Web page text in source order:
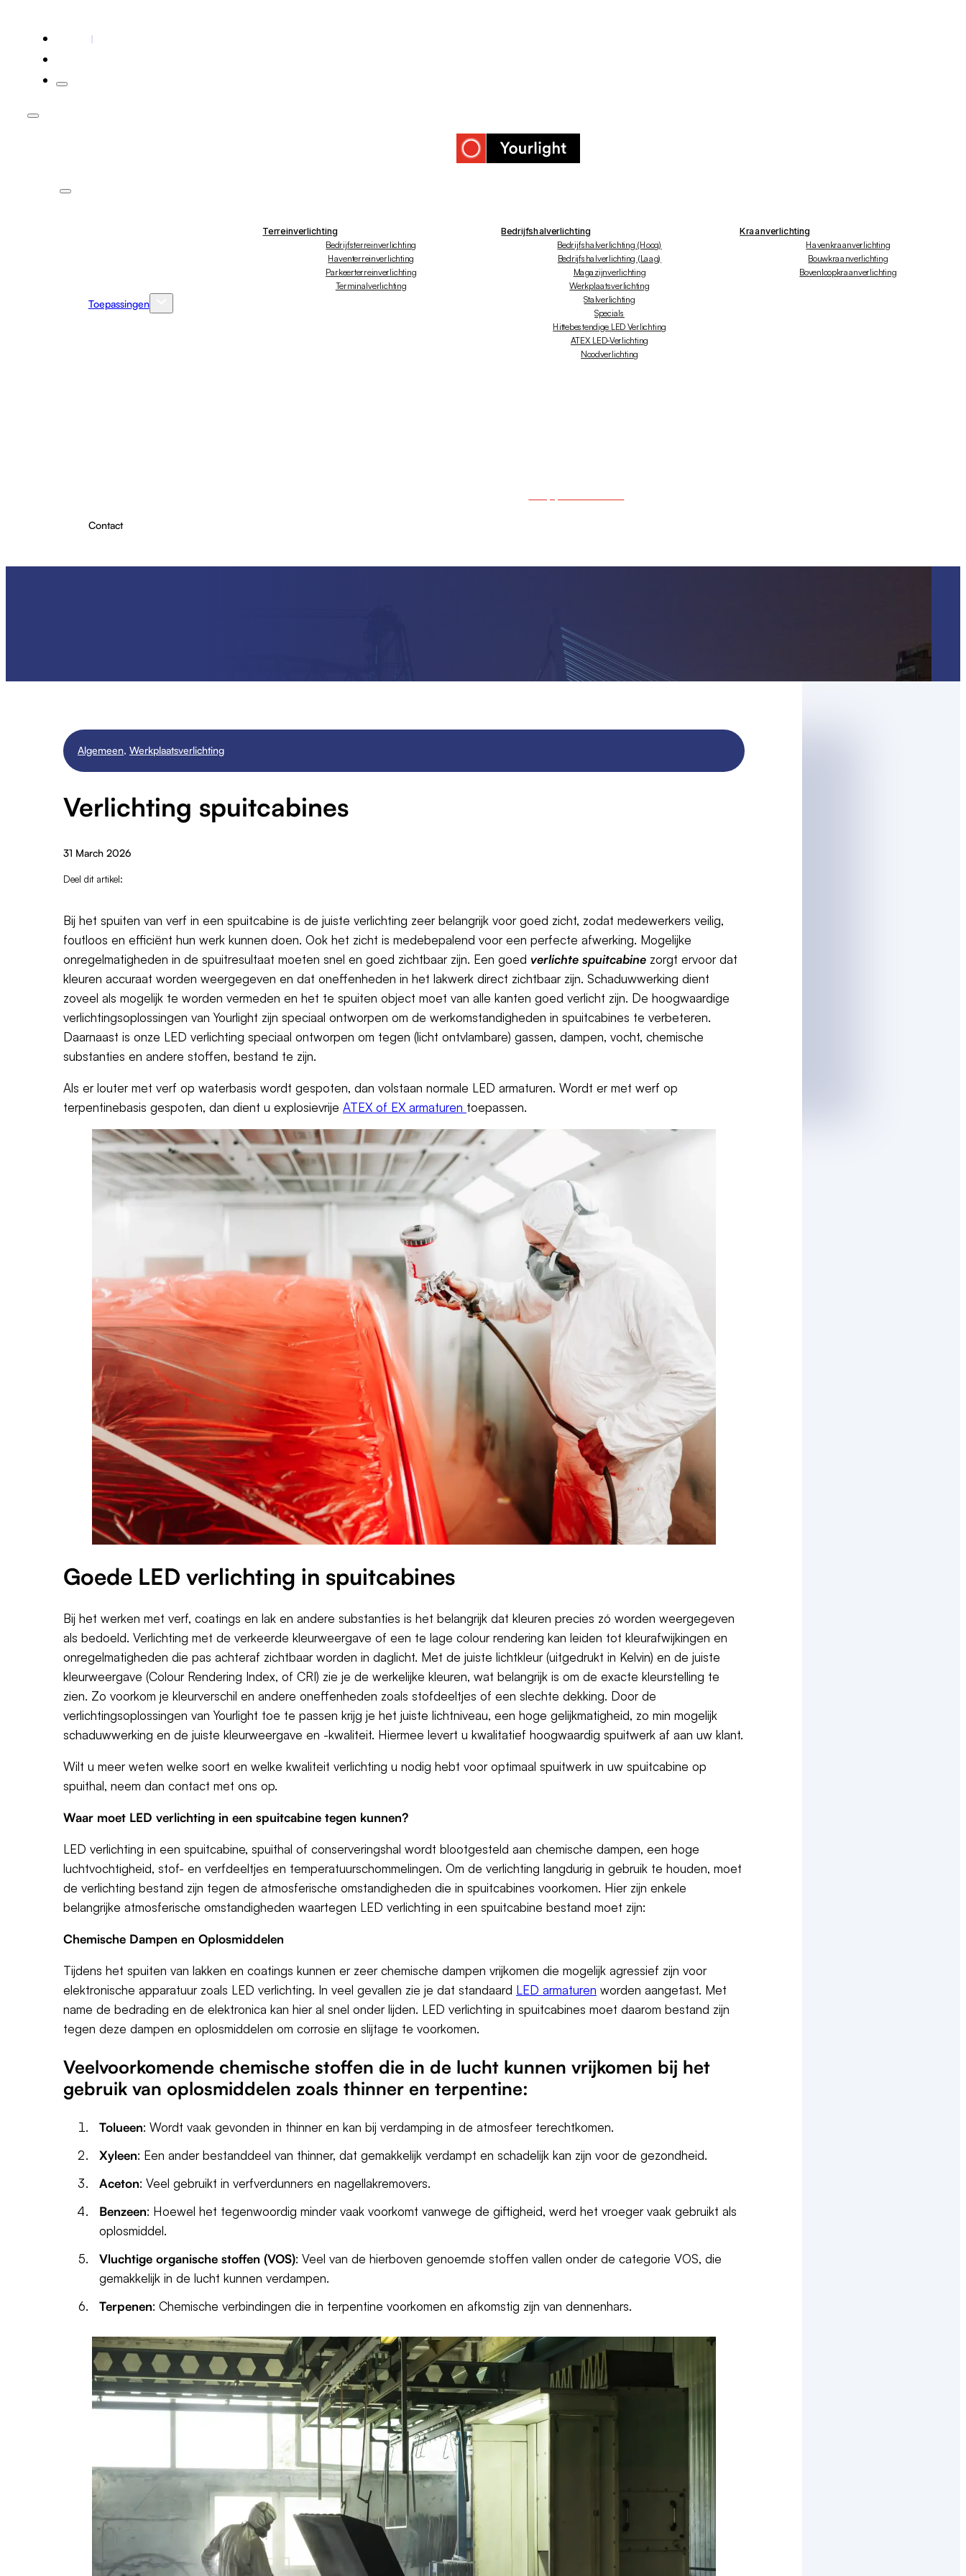
Toepassingen
Terreinverlichting
Bedrijfsterreinverlichting
Haventerreinverlichting
Parkeerterreinverlichting
Terminalverlichting
Bedrijfshalverlichting
Bedrijfshalverlichting (hoog)
Bedrijfshalverlichting (laag)
Magazijnverlichting
Werkplaatsverlichting
Stalverlichting
Specials
Hittebestendige LED Verlichting
ATEX LED-Verlichting
Noodverlichting
Kraanverlichting
Havenkraanverlichting
Bouwkraanverlichting
Bovenloopkraanverlichting
Contact
Algemeen, Werkplaatsverlichting
Verlichting spuitcabines
31 March 2026
Deel dit artikel:
Bij het spuiten van verf in een spuitcabine is de juiste verlichting zeer belangrijk voor goed zicht, zodat medewerkers veilig,
foutloos en efficiënt hun werk kunnen doen. Ook het zicht is medebepalend voor een perfecte afwerking. Mogelijke
onregelmatigheden in de spuitresultaat moeten snel en goed zichtbaar zijn. Een goed verlichte spuitcabine zorgt ervoor dat
kleuren accuraat worden weergegeven en dat oneffenheden in het lakwerk direct zichtbaar zijn. Schaduwwerking dient
zoveel als mogelijk te worden vermeden en het te spuiten object moet van alle kanten goed verlicht zijn. De hoogwaardige
verlichtingsoplossingen van Yourlight zijn speciaal ontworpen om de werkomstandigheden in spuitcabines te verbeteren.
Daarnaast is onze LED verlichting speciaal ontworpen om tegen (licht ontvlambare) gassen, dampen, vocht, chemische
substanties en andere stoffen, bestand te zijn.
Als er louter met verf op waterbasis wordt gespoten, dan volstaan normale LED armaturen. Wordt er met werf op
terpentinebasis gespoten, dan dient u explosievrije ATEX of EX armaturen toepassen.
Goede LED verlichting in spuitcabines
Bij het werken met verf, coatings en lak en andere substanties is het belangrijk dat kleuren precies zó worden weergegeven
als bedoeld. Verlichting met de verkeerde kleurweergave of een te lage colour rendering kan leiden tot kleurafwijkingen en
onregelmatigheden die pas achteraf zichtbaar worden in daglicht. Met de juiste lichtkleur (uitgedrukt in Kelvin) en de juiste
kleurweergave (Colour Rendering Index, of CRI) zie je de werkelijke kleuren, wat belangrijk is om de exacte kleurstelling te
zien. Zo voorkom je kleurverschil en andere oneffenheden zoals stofdeeltjes of een slechte dekking. Door de
verlichtingsoplossingen van Yourlight toe te passen krijg je het juiste lichtniveau, een hoge gelijkmatigheid, zo min mogelijk
schaduwwerking en de juiste kleurweergave en -kwaliteit. Hiermee levert u kwalitatief hoogwaardig spuitwerk af aan uw klant.
Wilt u meer weten welke soort en welke kwaliteit verlichting u nodig hebt voor optimaal spuitwerk in uw spuitcabine op
spuithal, neem dan contact met ons op.
Waar moet LED verlichting in een spuitcabine tegen kunnen?
LED verlichting in een spuitcabine, spuithal of conserveringshal wordt blootgesteld aan chemische dampen, een hoge
luchtvochtigheid, stof- en verfdeeltjes en temperatuurschommelingen. Om de verlichting langdurig in gebruik te houden, moet
de verlichting bestand zijn tegen de atmosferische omstandigheden die in spuitcabines voorkomen. Hier zijn enkele
belangrijke atmosferische omstandigheden waartegen LED verlichting in een spuitcabine bestand moet zijn:
Chemische Dampen en Oplosmiddelen
Tijdens het spuiten van lakken en coatings kunnen er zeer chemische dampen vrijkomen die mogelijk agressief zijn voor
elektronische apparatuur zoals LED verlichting. In veel gevallen zie je dat standaard LED armaturen worden aangetast. Met
name de bedrading en de elektronica kan hier al snel onder lijden. LED verlichting in spuitcabines moet daarom bestand zijn
tegen deze dampen en oplosmiddelen om corrosie en slijtage te voorkomen.
Veelvoorkomende chemische stoffen die in de lucht kunnen vrijkomen bij het
gebruik van oplosmiddelen zoals thinner en terpentine:
Tolueen: Wordt vaak gevonden in thinner en kan bij verdamping in de atmosfeer terechtkomen.
Xyleen: Een ander bestanddeel van thinner, dat gemakkelijk verdampt en schadelijk kan zijn voor de gezondheid.
Aceton: Veel gebruikt in verfverdunners en nagellakremovers.
Benzeen: Hoewel het tegenwoordig minder vaak voorkomt vanwege de giftigheid, werd het vroeger vaak gebruikt als
oplosmiddel.
Vluchtige organische stoffen (VOS): Veel van de hierboven genoemde stoffen vallen onder de categorie VOS, die
gemakkelijk in de lucht kunnen verdampen.
Terpenen: Chemische verbindingen die in terpentine voorkomen en afkomstig zijn van dennenhars.